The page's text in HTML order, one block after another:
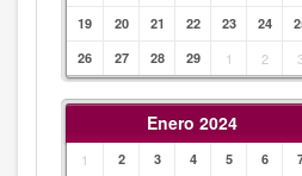
19
20 21 22 23 24
26
27 28 29 1 2
Enero 2024
1 2 3 4 5 6